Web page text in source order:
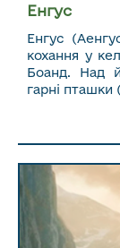
Енгус
Енгус
кохання у
Боанд. Над
гарні пташки